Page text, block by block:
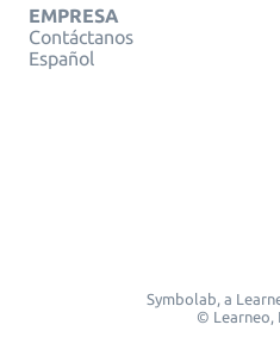
EMPRESA
Contáctanos
Español
Symbolab, a
© Learneo,